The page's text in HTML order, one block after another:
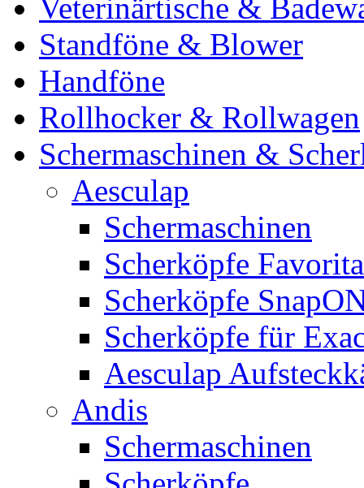
Veterinärtische &
Standföne & Blower
Handföne
Rollhocker & Rollwagen
Schermaschinen &
Aesculap
Schermaschinen
Scherköpfe
Scherköpfe
Scherköpfe für
Aesculap
Andis
Schermaschinen